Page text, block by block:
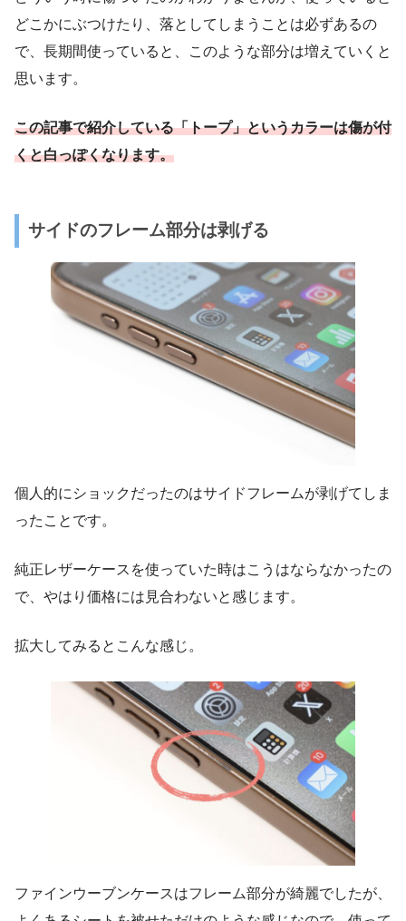
どこかにぶつけたり、落としてしまうことは必ずあるの
で、長期間使っていると、このような部分は増えていくと
思います。
この記事で紹介している「トープ」というカラーは傷が付
くと白っぽくなります。
サイドのフレーム部分は剥げる
個人的にショックだったのはサイドフレームが剥げてしま
ったことです。
純正レザーケースを使っていた時はこうはならなかったの
で、やはり価格には見合わないと感じます。
拡大してみるとこんな感じ。
ファインウーブンケースはフレーム部分が綺麗でしたが、